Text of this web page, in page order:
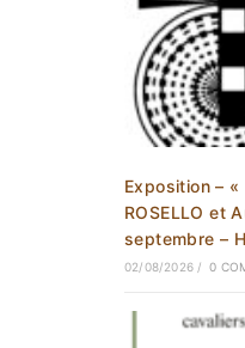
Exposition – «
ROSELLO et
septembre –
02/08/2026 / 0